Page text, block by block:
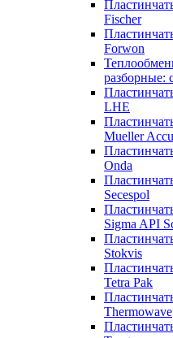
Fischer
Forwon
разборные:
LHE
Mueller
Onda
Secespol
Sigma API
Stokvis
Tetra Pak
Thermowave